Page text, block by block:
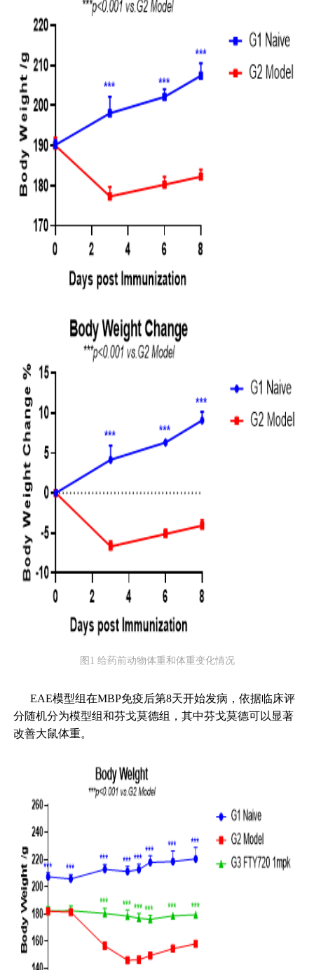
图1 给药前动物体重和体重变化情况
EAE模型组在MBP免疫后第8天开始发病，依据临床评
分随机分为模型组和芬戈莫德组，其中芬戈莫德可以显著
改善大鼠体重。